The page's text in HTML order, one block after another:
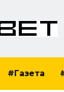
#Газета